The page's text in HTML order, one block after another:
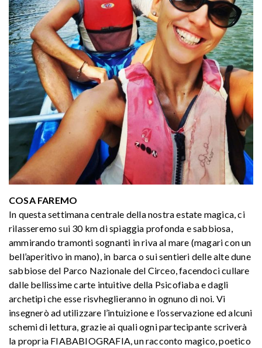
COSA FAREMO
In questa settimana centrale della nostra estate magica, ci
rilasseremo sui 30 km di spiaggia profonda e sabbiosa,
ammirando tramonti sognanti in riva al mare (magari con un
bell’aperitivo in mano), in barca o sui sentieri delle alte dune
sabbiose del Parco Nazionale del Circeo, facendoci cullare
dalle bellissime carte intuitive della Psicofiaba e dagli
archetipi che esse risvheglieranno in ognuno di noi. Vi
insegnerò ad utilizzare l’intuizione e l’osservazione ed alcuni
schemi di lettura, grazie ai quali ogni partecipante scriverà
la propria FIABABIOGRAFIA, un racconto magico, poetico